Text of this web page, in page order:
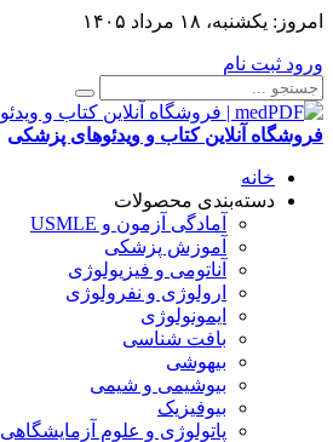
امروز: یکشنبه، ۱۸ مرداد ۱۴۰۵
ورود ثبت نام
فروشگاه آنلاین کتاب و ویدئوهای پزشکی
خانه
دسته‌بندی محصولات
آمادگی آزمون و USMLE
آموزش پزشکی
آناتومی و فیزیولوژی
ارولوژی و نفرولوژی
ایمونولوژی
بافت شناسی
بیهوشی
بیوشیمی و شیمی
بیوفیزیک
پاتولوژی و علوم آزمایشگاهی